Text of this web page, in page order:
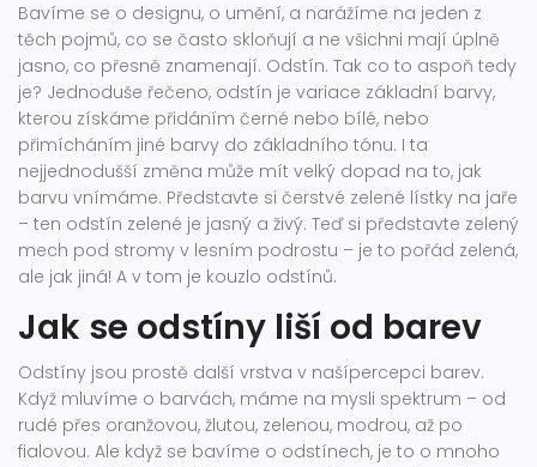
Bavíme se o designu, o umění, a narážíme na jeden z
těch pojmů, co se často skloňují a ne všichni mají úplně
jasno, co přesně znamenají. Odstín. Tak co to aspoň tedy
je? Jednoduše řečeno, odstín je variace základní barvy,
kterou získáme přidáním černé nebo bílé, nebo
přimícháním jiné barvy do základního tónu. I ta
nejjednodušší změna může mít velký dopad na to, jak
barvu vnímáme. Představte si čerstvé zelené lístky na jaře
– ten odstín zelené je jasný a živý. Teď si představte zelený
mech pod stromy v lesním podrostu – je to pořád zelená,
ale jak jiná! A v tom je kouzlo odstínů.
Jak se odstíny liší od barev
Odstíny jsou prostě další vrstva v našípercepci barev.
Když mluvíme o barvách, máme na mysli spektrum – od
rudé přes oranžovou, žlutou, zelenou, modrou, až po
fialovou. Ale když se bavíme o odstínech, je to o mnoho